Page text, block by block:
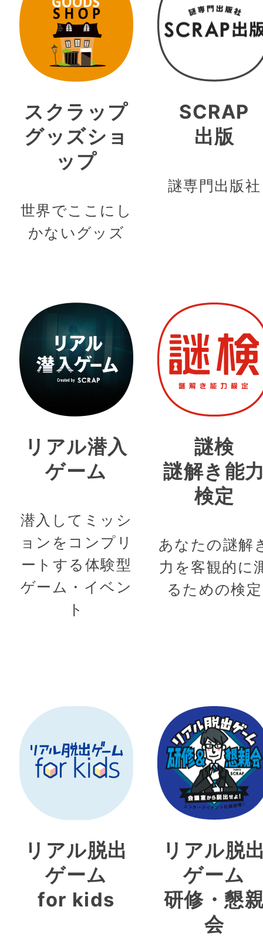
スクラップ
グッズショ
ップ
世界でここにし
かないグッズ
SCRAP
出版
謎専門出版社
リアル潜入
ゲーム
潜入してミッシ
ョンをコンプリ
ートする体験型
ゲーム・イベン
ト
謎検
謎解き能
検定
あなたの謎解
力を客観的に
るための検定
リアル脱出
ゲーム
for kids
リアル脱
ゲーム
研修・懇
会